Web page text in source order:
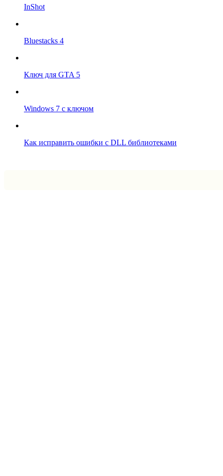
InShot
Bluestacks 4
Ключ для GTA 5
Windows 7 с ключом
Как исправить ошибки с DLL библиотеками